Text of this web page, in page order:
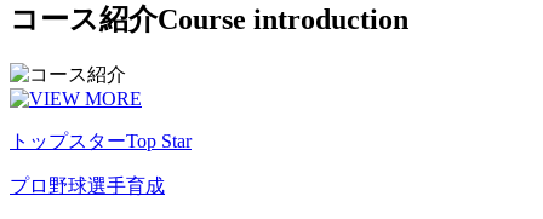
コース紹介Course introduction
トップスターTop Star
プロ野球選手育成